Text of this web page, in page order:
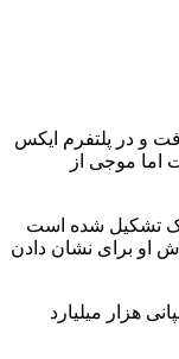
و در پلتفرم ایکس
اما موجی از
تشکیل شده است
او برای نشان دادن
هزار میلیارد